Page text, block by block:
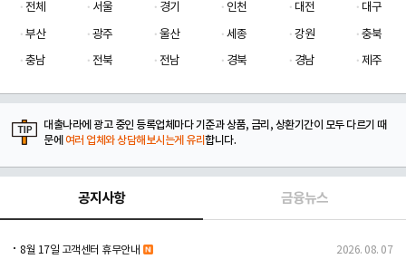
전체 서울 경기 인천 대전
대구
부산
광주 울산 세종 강원
충북
충남
전북 전남 경북 경남 제주
대출나라에 광고 중인 등록업체마다 기준과 상품, 금리, 상환기간이 모두 다르기 때
문에 여러 업체와 상담해보시는게 유리합니다.
공지사항 금융뉴스
8월 17일 고객센터 휴무안내 2026. 08. 07